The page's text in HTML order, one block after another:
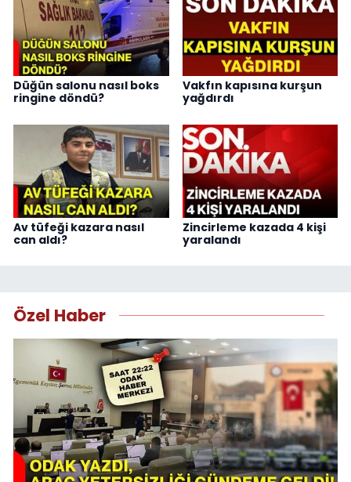
Düğün salonu nasıl boks
ringine döndü?
Vakfın kapısına kurşun
yağdırdı
Av tüfeği kazara nasıl
can aldı?
Zincirleme kazada 4 kişi
yaralandı
Özel Haber